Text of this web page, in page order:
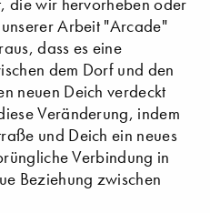
die wir hervorheben oder
Arbeit "Arcade"
dass es eine
dem Dorf und den
neuen Deich verdeckt
Veränderung, indem
und Deich ein neues
Verbindung in
Beziehung zwischen